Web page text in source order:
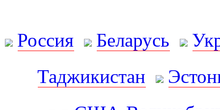
Россия Беларусь
Таджикистан